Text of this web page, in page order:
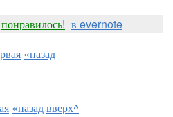
понравилось! в evernote
«назад
«назадвверх^